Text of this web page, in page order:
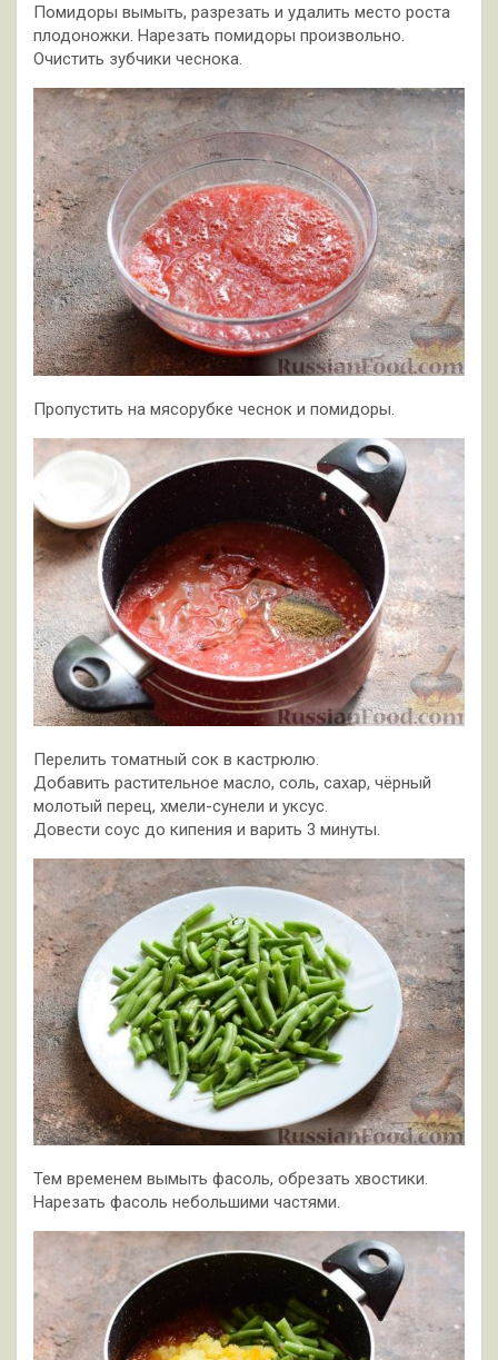
Помидоры вымыть, разрезать и удалить место роста
плодоножки. Нарезать помидоры произвольно.
Очистить зубчики чеснока.
Пропустить на мясорубке чеснок и помидоры.
Перелить томатный сок в кастрюлю.
Добавить растительное масло, соль, сахар, чёрный
молотый перец, хмели-сунели и уксус.
Довести соус до кипения и варить 3 минуты.
Тем временем вымыть фасоль, обрезать хвостики.
Нарезать фасоль небольшими частями.